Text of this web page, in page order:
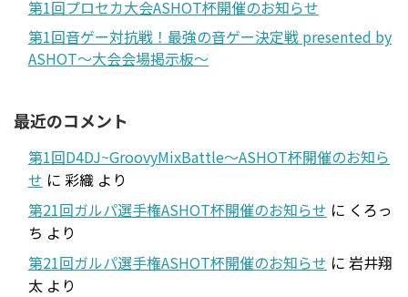
第1回プロセカ大会ASHOT杯開催のお知らせ
第1回音ゲー対抗戦！最強の音ゲー決定戦 presented by
ASHOT～大会会場掲示板～
最近のコメント
第1回D4DJ~GroovyMixBattle～ASHOT杯開催のお知ら
せ に 彩織 より
第21回ガルパ選手権ASHOT杯開催のお知らせ に くろっ
ち より
第21回ガルパ選手権ASHOT杯開催のお知らせ に 岩井翔
太 より